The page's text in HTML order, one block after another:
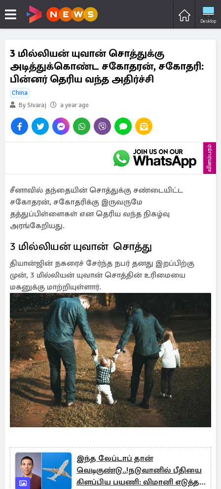
Desktop
3 மில்லியன் யுவான் சொத்துக்கு
அடித்துக்கொண்ட சகோதரன், சகோதரி:
பின்னர் தெரிய வந்த அதிர்ச்சி
China
By Sivaraj
a year ago
விளம்பரம்
சீனாவில் தந்தையின் சொத்துக்கு சண்டையிட்ட
சகோதரன், சகோதரிக்கு இருவருமே
தத்துப்பிள்ளைகள் என தெரிய வந்த நிகழ்வு
அரங்கேறியது.
3 மில்லியன் யுவான் சொத்து
தியான்ஜின் நகரைச் சேர்ந்த நபர் தனது இறப்பிற்கு
முன், 3 மில்லியன் யுவான் சொத்தின் உரிமையை
மகனுக்கு மாற்றியுள்ளார்.
இந்த லேப்டாப் தான்
வெடிகுண்டு..!நடுவானில் பீதியை
கிளப்பிய பயணி: விமானி எடுத்த